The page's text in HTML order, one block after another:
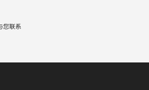
您联系